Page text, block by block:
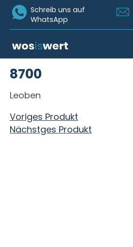
Icon Whatsapp
Schreib uns auf
WhatsApp
8700
Leoben
Beitragsnavigation
Voriges Produkt
Nächstges Produkt